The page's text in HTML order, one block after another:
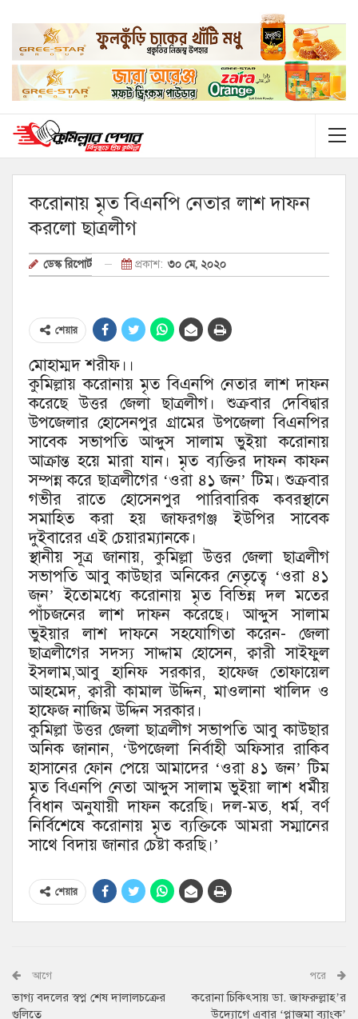
করোনায় মৃত বিএনপি নেতার লাশ দাফন
করলো ছাত্রলীগ
ডেস্ক রিপোর্ট প্রকাশ: ৩০ মে, ২০২০
শেয়ার
মোহাম্মদ শরীফ।।
কুমিল্লায় করোনায় মৃত বিএনপি নেতার লাশ দাফন
করেছে উত্তর জেলা ছাত্রলীগ। শুক্রবার দেবিদ্বার
উপজেলার হোসেনপুর গ্রামের উপজেলা বিএনপির
সাবেক সভাপতি আব্দুস সালাম ভুইয়া করোনায়
আক্রান্ত হয়ে মারা যান। মৃত ব্যক্তির দাফন কাফন
সম্পন্ন করে ছাত্রলীগের ‘ওরা ৪১ জন’ টিম। শুক্রবার
গভীর রাতে হোসেনপুর পারিবারিক কবরস্থানে
সমাহিত করা হয় জাফরগঞ্জ ইউপির সাবেক
দুইবারের এই চেয়ারম্যানকে।
স্থানীয় সূত্র জানায়, কুমিল্লা উত্তর জেলা ছাত্রলীগ
সভাপতি আবু কাউছার অনিকের নেতৃত্বে ‘ওরা ৪১
জন’ ইতোমধ্যে করোনায় মৃত বিভিন্ন দল মতের
পাঁচজনের লাশ দাফন করেছে। আব্দুস সালাম
ভুইয়ার লাশ দাফনে সহযোগিতা করেন- জেলা
ছাত্রলীগের সদস্য সাদ্দাম হোসেন, ক্বারী সাইফুল
ইসলাম,আবু হানিফ সরকার, হাফেজ তোফায়েল
আহমেদ, ক্বারী কামাল উদ্দিন, মাওলানা খালিদ ও
হাফেজ নাজিম উদ্দিন সরকার।
কুমিল্লা উত্তর জেলা ছাত্রলীগ সভাপতি আবু কাউছার
অনিক জানান, ‘উপজেলা নির্বাহী অফিসার রাকিব
হাসানের ফোন পেয়ে আমাদের ‘ওরা ৪১ জন’ টিম
মৃত বিএনপি নেতা আব্দুস সালাম ভুইয়া লাশ ধর্মীয়
বিধান অনুযায়ী দাফন করেছি। দল-মত, ধর্ম, বর্ণ
নির্বিশেষে করোনায় মৃত ব্যক্তিকে আমরা সম্মানের
সাথে বিদায় জানার চেষ্টা করছি।’
শেয়ার
আগে
ভাগ্য বদলের স্বপ্ন শেষ দালালচক্রের
গুলিতে
পরে
করোনা চিকিৎসায় ডা. জাফরুল্লাহ’র
উদ্যোগে এবার ‘প্লাজমা ব্যাংক’